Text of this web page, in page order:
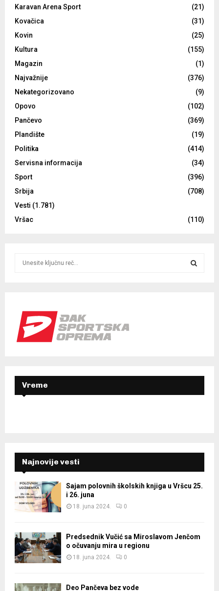
Karavan Arena Sport
(21)
Kovačica
(31)
Kovin
(25)
Kultura
(155)
Magazin
(1)
Najvažnije
(376)
Nekategorizovano
(9)
Opovo
(102)
Pančevo
(369)
Plandište
(19)
Politika
(414)
Servisna informacija
(34)
Sport
(396)
Srbija
(708)
Vesti (1.781)
Vršac
(110)
r
Vreme
Najnovije vesti
Sajam polovnih školskih knjiga u Vršcu 25.
i 26. juna
18. juna 2024. 0
Predsednik Vučić sa Miroslavom Jenčom
o očuvanju mira u regionu
18. juna 2024. 0
Deo Pančeva bez vode